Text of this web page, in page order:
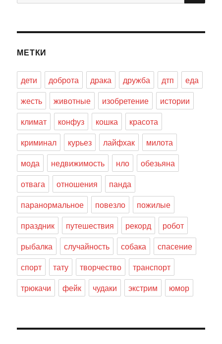
МЕТКИ
дети доброта драка дружба дтп
еда
жесть
животные изобретение
истории
климат
конфуз кошка
красота
криминал
курьез лайфхак
милота
мода
недвижимость нло
обезьяна
отвага
отношения
панда
паранормальное
повезло
пожилые
праздник
путешествия рекорд
робот
рыбалка
случайность собака
спасение
спорт
тату творчество
транспорт
трюкачи
фейк чудаки экстрим юмор